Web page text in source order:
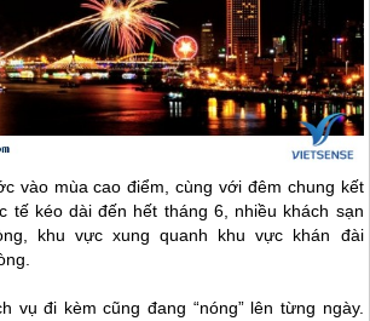
vào mùa cao điểm, cùng với đêm chung kết
tế kéo dài đến hết tháng 6, nhiều khách sạn
khu vực xung quanh khu vực khán đài
vụ đi kèm cũng đang “nóng” lên từng ngày.